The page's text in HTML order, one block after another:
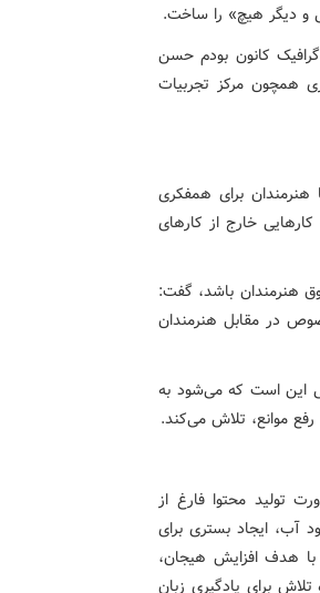
و دیگر هیچ» را ساخت.
کانون بودم حسن
همچون مرکز تجربیات
هنرمندان برای همفکری
خارج از کارهای
هنرمندان باشد، گفت:
در مقابل هنرمندان
این است که می‌شود به
رفع موانع، تلاش می‌کند.
تولید محتوا فارغ از
آب، ایجاد بستری برای
با هدف افزایش هیجان،
برای یادگیری زبان